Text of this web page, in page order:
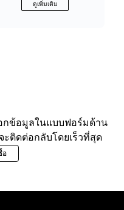
ดูเพิ่มเติม
กข้อมูลในแบบฟอร์มด้าน
ะติดต่อกลับโดยเร็วที่สุด
อ